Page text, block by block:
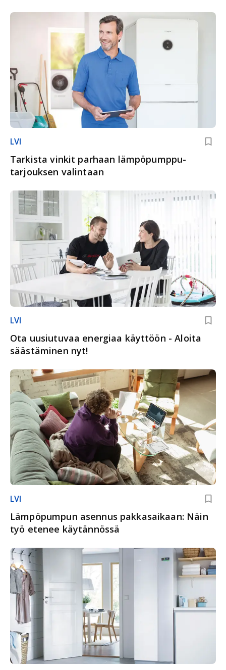
LVI
Tarkista vinkit parhaan lämpöpumppu­
tarjouksen valintaan
LVI
Ota uusiutuvaa energiaa käyttöön - Aloita
säästäminen nyt!
LVI
Lämpöpumpun asennus pakkasaikaan: Näin
työ etenee käytännössä